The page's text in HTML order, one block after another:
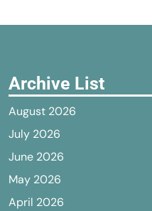
Archive List
August 2026
July 2026
June 2026
May 2026
April 2026